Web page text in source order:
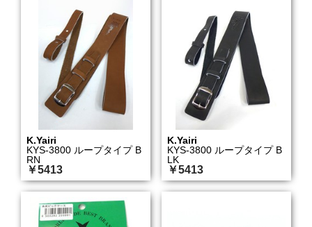
K.Yairi
KYS-3800 ループタイプ B
RN
￥5413
K.Yairi
KYS-3800 ループタイプ B
LK
￥5413